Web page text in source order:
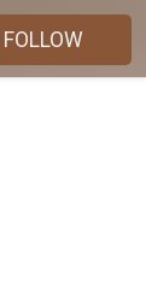
FOLLOW